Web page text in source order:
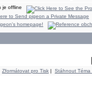
Zformátovat pro Tisk | Stáhnout Téma